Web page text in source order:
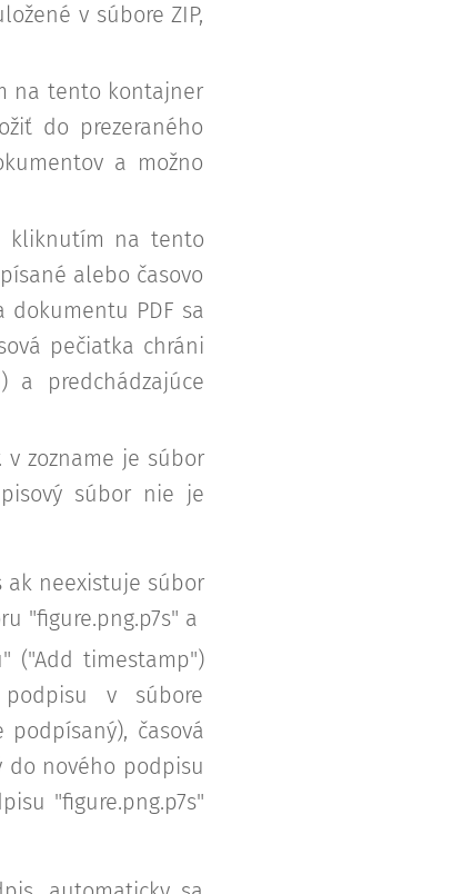
v súbore ZIP,
na tento kontajner
do prezeraného
a možno
kliknutím na tento
alebo časovo
dokumentu PDF sa
pečiatka chráni
a predchádzajúce
zozname je súbor
súbor nie je
neexistuje súbor
"figure.png.p7s" a
("Add timestamp")
v súbore
časová
do nového podpisu
"figure.png.p7s"